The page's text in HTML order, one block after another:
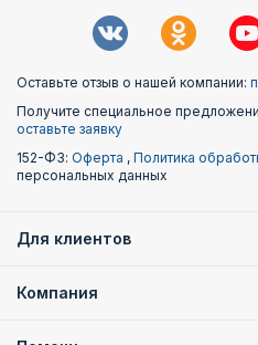
Оставьте отзыв о нашей компании:
Получите специальное
оставьте заявку
152-ФЗ: Оферта , Политика
персональных данных
Для клиентов
Компания